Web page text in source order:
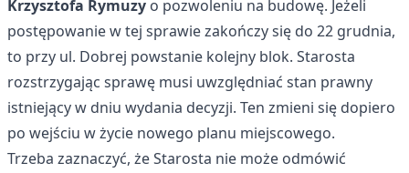
Krzysztofa Rymuzy o pozwoleniu na budowę. Jeżeli
postępowanie w tej sprawie zakończy się do 22 grudnia,
to przy ul. Dobrej powstanie kolejny blok. Starosta
rozstrzygając sprawę musi uwzględniać stan prawny
istniejący w dniu wydania decyzji. Ten zmieni się dopiero
po wejściu w życie nowego planu miejscowego.
Trzeba zaznaczyć, że Starosta nie może odmówić